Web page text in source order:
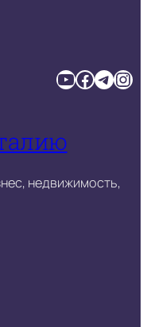
YouTube Facebook TelegramInstagram
недвижимость,